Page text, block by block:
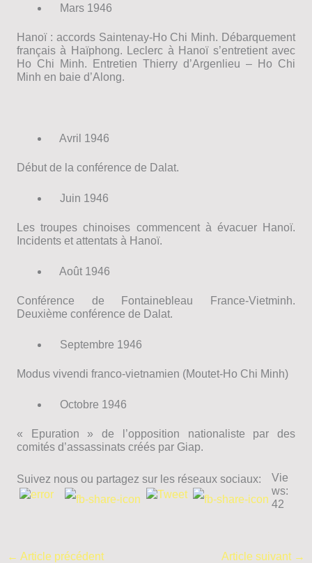
Mars 1946
Hanoï : accords Saintenay-Ho Chi Minh. Débarquement
français à Haïphong. Leclerc à Hanoï s’entretient avec
Ho Chi Minh. Entretien Thierry d’Argenlieu – Ho Chi
Minh en baie d’Along.
Avril 1946
Début de la conférence de Dalat.
Juin 1946
Les troupes chinoises commencent à évacuer Hanoï.
Incidents et attentats à Hanoï.
Août 1946
Conférence de Fontainebleau France-Vietminh.
Deuxième conférence de Dalat.
Septembre 1946
Modus vivendi franco-vietnamien (Moutet-Ho Chi Minh)
Octobre 1946
« Epuration » de l’opposition nationaliste par des
comités d’assassinats créés par Giap.
Suivez nous ou partagez sur les réseaux sociaux:
Vie
ws:
42
← Article précédent Article suivant →